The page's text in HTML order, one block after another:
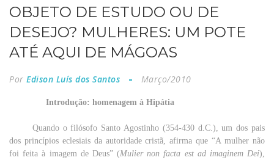
OBJETO DE ESTUDO OU DE
DESEJO? MULHERES: UM POTE
ATÉ AQUI DE MÁGOAS
Por Edison Luís dos Santos Março/2010
Introdução: homenagem à Hipátia
Quando o filósofo Santo Agostinho (354-430 d.C.), um dos pais
dos princípios eclesiais da autoridade cristã, afirma que “A mulher não
foi feita à imagem de Deus” (Mulier non facta est ad imaginem Dei),